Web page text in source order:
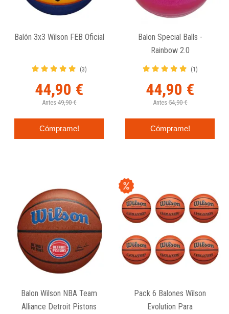
Balón 3x3 Wilson FEB Oficial
(3)
44,90 €
Antes 49,90 €
Cómprame!
Balon Special Balls -
Rainbow 2.0
(1)
44,90 €
Antes 54,90 €
Cómprame!
Balon Wilson NBA Team
Alliance Detroit Pistons
Pack 6 Balones Wilson
Evolution Para